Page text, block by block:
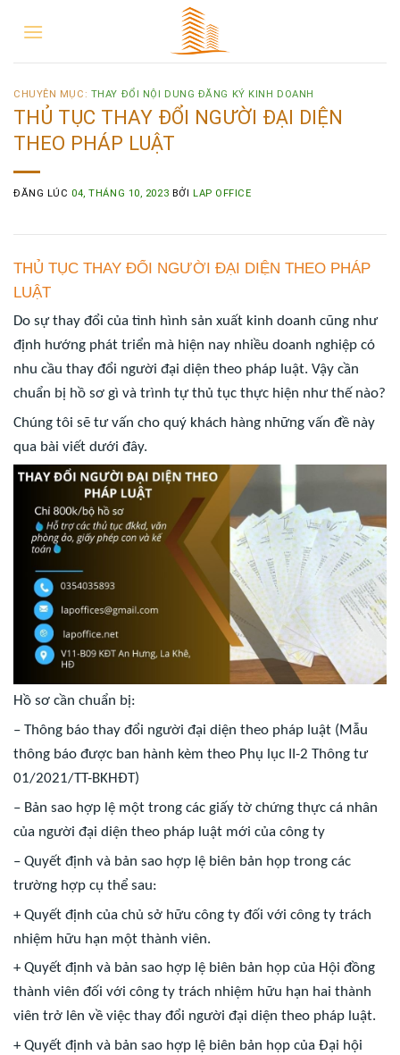
CHUYÊN MỤC: THAY ĐỔI NỘI DUNG ĐĂNG KÝ KINH DOANH
THỦ TỤC THAY ĐỔI NGƯỜI ĐẠI DIỆN
THEO PHÁP LUẬT
ĐĂNG LÚC 04, THÁNG 10, 2023 BỞI LAP OFFICE
THỦ TỤC THAY ĐỔI NGƯỜI ĐẠI DIỆN THEO PHÁP
LUẬT
Do sự thay đổi của tình hình sản xuất kinh doanh cũng như
định hướng phát triển mà hiện nay nhiều doanh nghiệp có
nhu cầu thay đổi người đại diện theo pháp luật. Vậy cần
chuẩn bị hồ sơ gì và trình tự thủ tục thực hiện như thế nào?
Chúng tôi sẽ tư vấn cho quý khách hàng những vấn đề này
qua bài viết dưới đây.
Hồ sơ cần chuẩn bị:
– Thông báo thay đổi người đại diện theo pháp luật (Mẫu
thông báo được ban hành kèm theo Phụ lục II-2 Thông tư
01/2021/TT-BKHĐT)
– Bản sao hợp lệ một trong các giấy tờ chứng thực cá nhân
của người đại diện theo pháp luật mới của công ty
– Quyết định và bản sao hợp lệ biên bản họp trong các
trường hợp cụ thể sau:
+ Quyết định của chủ sở hữu công ty đối với công ty trách
nhiệm hữu hạn một thành viên.
+ Quyết định và bản sao hợp lệ biên bản họp của Hội đồng
thành viên đối với công ty trách nhiệm hữu hạn hai thành
viên trở lên về việc thay đổi người đại diện theo pháp luật.
+ Quyết định và bản sao hợp lệ biên bản họp của Đại hội